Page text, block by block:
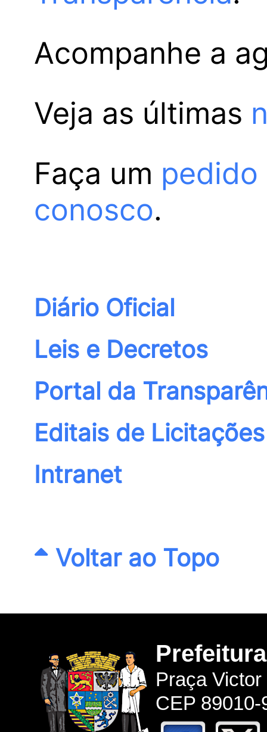
Acompanhe a
Veja as últimas
Faça um pedido
conosco.
Diário Oficial
Leis e Decretos
Portal da
Editais de Licitações
Intranet
Voltar ao Topo
Praça Victor
CEP 89010-